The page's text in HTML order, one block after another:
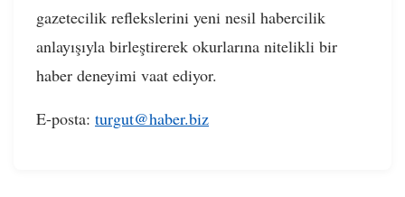
gazetecilik reflekslerini yeni nesil habercilik
anlayışıyla birleştirerek okurlarına nitelikli bir
haber deneyimi vaat ediyor.
E-posta: turgut@haber.biz